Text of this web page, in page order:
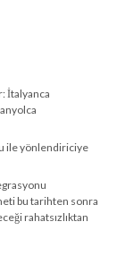
İtalyanca
ile yönlendiriciye
bu tarihten sonra
rahatsızlıktan